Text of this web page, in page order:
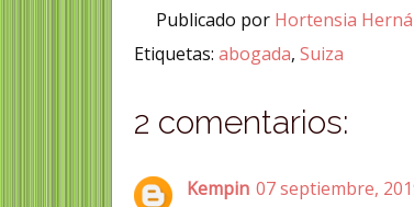
Publicado por Hortensia
Etiquetas:abogada,Suiza
2 comentarios:
Kempin 07 septiembre,